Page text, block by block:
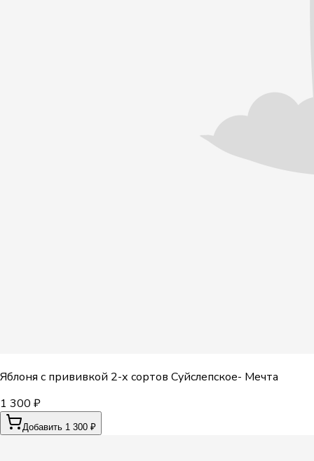
Яблоня с прививкой 2-х сортов Суйслепское- Мечта
1 300 ₽
Добавить 1 300 ₽